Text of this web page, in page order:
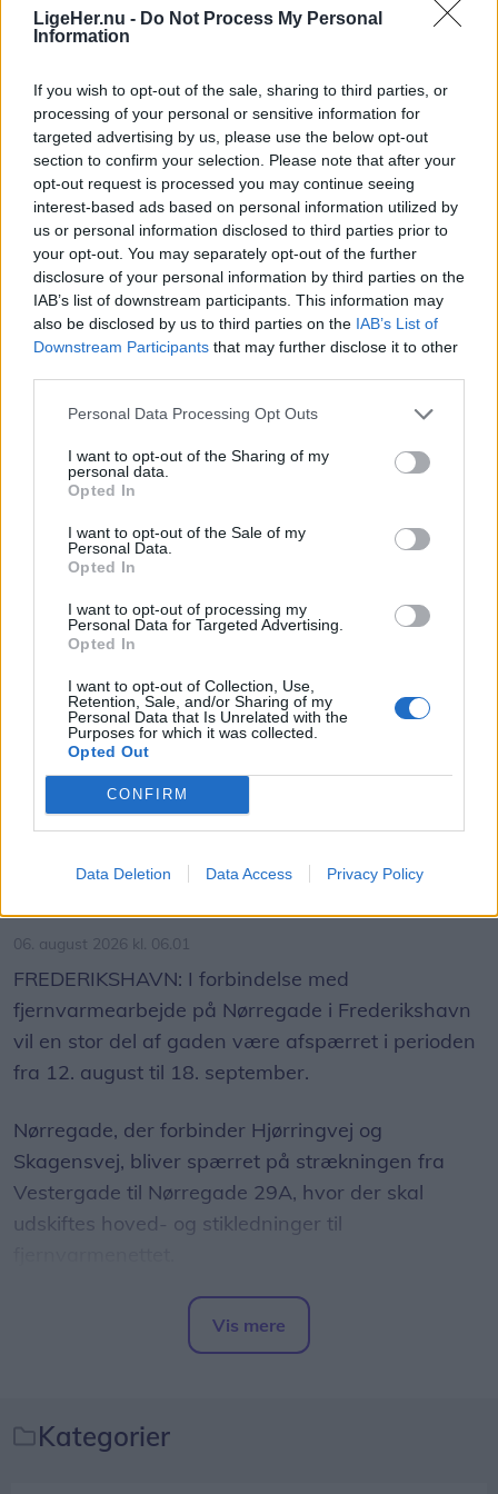
LigeHer.nu - Do Not Process My Personal
Information
If you wish to opt-out of the sale, sharing to third parties, or
processing of your personal or sensitive information for
targeted advertising by us, please use the below opt-out
section to confirm your selection. Please note that after your
opt-out request is processed you may continue seeing
interest-based ads based on personal information utilized by
us or personal information disclosed to third parties prior to
your opt-out. You may separately opt-out of the further
disclosure of your personal information by third parties on the
IAB’s list of downstream participants. This information may
also be disclosed by us to third parties on the IAB’s List of
Downstream Participants that may further disclose it to other
Personal Data Processing Opt Outs
I want to opt-out of the Sharing of my
personal data.
Opted In
I want to opt-out of the Sale of my
Personal Data.
Opted In
I want to opt-out of processing my
Personal Data for Targeted Advertising.
Opted In
I want to opt-out of Collection, Use,
Retention, Sale, and/or Sharing of my
Personal Data that Is Unrelated with the
Purposes for which it was collected.
Opted Out
CONFIRM
Data Deletion Data Access Privacy Policy
afspærring.
afspærringerne af faciliteterne, men det handler
sådan set bare om, at vi har haft det årlige tilsyn
på vores legeplads, og at der i den forbindelse har
været et par ting, der skal udbedres. Vi har derfor
måtte lukke to legehuse og et par af
trampolinerne, fortæller Sara Løvschall Grøntved,
som er konstitueret leder på Kulturhus Kappelborg,
som også står for legepladsen.
Hun forklarer, at det handler om almindeligt slid.
kan betyde, at der er risiko for, at snører og
lignende kan komme i klemme og sætte sig fast.
På trampolinerne mangler nogle reservedele for,
- Det er helt almindeligt vedligehold, og det er helt
naturligt at træ giver sig, sådan er det med
naturmaterialer. Vi arbejder på at udbedre det, og
forventer at legepladsen snart igen er fuldt
tilgængelig, siger Sara Løvschall Grøntved.
Hun pointerer samtidig, at langt størstedelen af
legepladsen er i brug og ingen anmærkninger har
- Sikkerhed kommer frem for alt, og derfor er der
spærret af ved nogle af trampolinerne og ved
legehusene, siger Sara Løvschall Grøntved.
Vis mere
Del artikel
Aktuelt
Vejarbejde påvirker hovedvej i flere
06. august 2026 kl. 06.01
FREDERIKSHAVN: I forbindelse med
fjernvarmearbejde på Nørregade i Frederikshavn
vil en stor del af gaden være afspærret i perioden
fra 12. august til 18. september.
Nørregade, der forbinder Hjørringvej og
Skagensvej, bliver spærret på strækningen fra
Vestergade til Nørregade 29A, hvor der skal
udskiftes hoved- og stikledninger til
Vis mere
Kategorier